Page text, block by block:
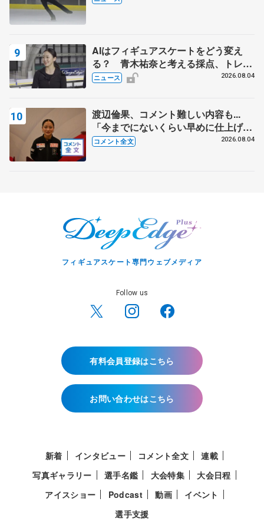
AIはフィギュアスケートをどう変え
る？ 青木祐奈と考える採点、トレー
ニングの未来
ニュース 2026.08.04
渡辺倫果、コメント難しい内容も...
「今までにないくらい早めに仕上げら
れている」 【アジアンオープントロ
コメント全文 2026.08.04
フィギュアスケート専門ウェブメディア
Follow us
有料会員登録はこちら
お問い合わせはこちら
新着 インタビュー コメント全文
連載
写真ギャラリー
選手名鑑 大会特集
大会日程
アイスショー
Podcast 動画
イベント
選手支援